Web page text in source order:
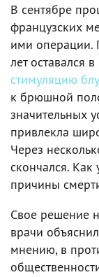
В сентябре
французских
ими операции.
лет оставался
стимуляцию
к брюшной
значительных
привлекла
Через
скончался. Как
причины
Свое решение
врачи
мнению, в